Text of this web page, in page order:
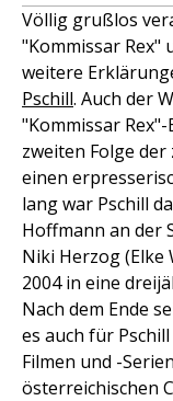
Völlig grußlos
"Kommissar Rex"
weitere
Pschill. Auch der
"Kommissar
zweiten Folge
einen
lang war Pschill
Hoffmann an der
Niki Herzog (Elke
2004 in eine
Nach dem Ende
es auch für
Filmen und -
österreichischen